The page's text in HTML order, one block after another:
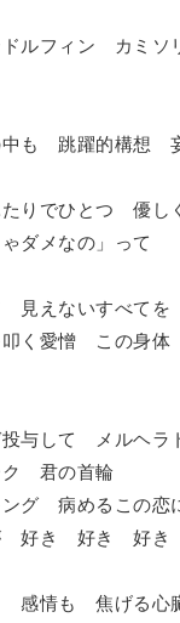
ルフィン カミソ
中も 跳躍的構想
でひとつ 優し
ダメなの」って
えないすべてを
叩く愛憎 この身
与して メルヘラ
ク 君の首輪
ング 病めるこの恋
好き 好き 好き
感情も 焦げる心